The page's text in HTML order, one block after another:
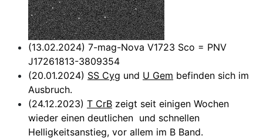
(13.02.2024) 7-mag-Nova V1723 Sco = PNV
J17261813-3809354
(20.01.2024) SS Cyg und U Gem befinden sich im
Ausbruch.
(24.12.2023) T CrB zeigt seit einigen Wochen
wieder einen deutlichen und schnellen
Helligkeitsanstieg, vor allem im B Band.